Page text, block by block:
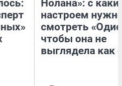
Нолана»: с
настроем
смотреть
чтобы она не
выглядела как